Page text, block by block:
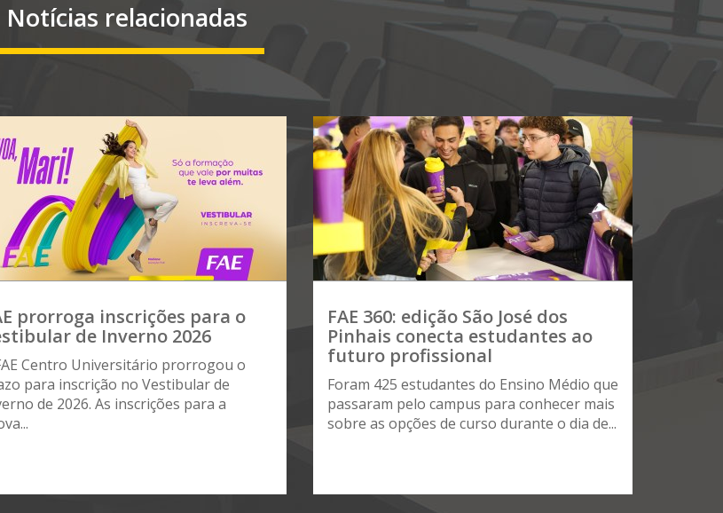
Notícias relacionadas
prorroga inscrições para o
de Inverno 2026
Centro Universitário prorrogou o
para inscrição no Vestibular de
de 2026. As inscrições para a
FAE 360: edição São José dos
Pinhais conecta estudantes ao
futuro profissional
Foram 425 estudantes do Ensino Médio que
passaram pelo campus para conhecer mais
sobre as opções de curso durante o dia de...